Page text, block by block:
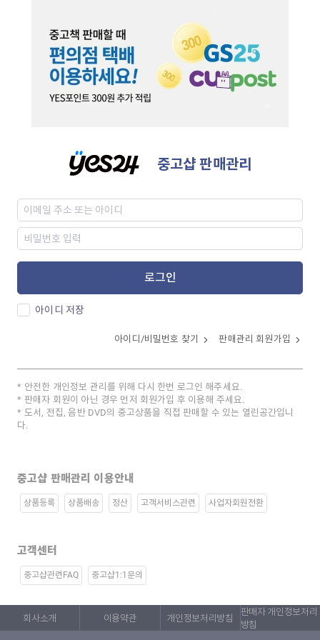
중고샵 판매관리
로그인
아이디 저장
아이디/비밀번호 찾기 판매관리 회원가입
안전한 개인정보 관리를 위해 다시 한번 로그인 해주세요.
판매자 회원이 아닌 경우 먼저 회원가입 후 이용해 주세요.
도서, 전집, 음반 DVD의 중고상품을 직접 판매할 수 있는 열린공간입니
다.
중고샵 판매관리 이용안내
상품등록 상품배송 정산 고객서비스관련 사업자회원전환
고객센터
중고샵관련FAQ 중고샵1:1문의
회사소개 이용약관 개인정보처리방침
판매자 개인정보처리
방침